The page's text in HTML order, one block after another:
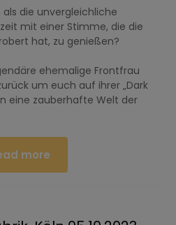
die unvergleichliche
mit einer Stimme, die die
hat, zu genießen?
ehemalige Frontfrau
um euch auf ihrer „Dark
eine zauberhafte Welt der
more